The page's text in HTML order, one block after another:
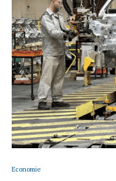
Economie